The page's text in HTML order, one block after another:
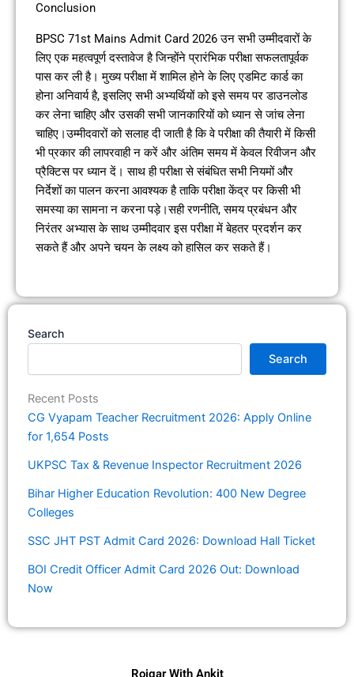
Conclusion
BPSC 71st Mains Admit Card 2026 उन सभी उम्मीदवारों के
लिए एक महत्वपूर्ण दस्तावेज है जिन्होंने प्रारंभिक परीक्षा सफलतापूर्वक
पास कर ली है। मुख्य परीक्षा में शामिल होने के लिए एडमिट कार्ड का
होना अनिवार्य है, इसलिए सभी अभ्यर्थियों को इसे समय पर डाउनलोड
कर लेना चाहिए और उसकी सभी जानकारियों को ध्यान से जांच लेना
चाहिए।उम्मीदवारों को सलाह दी जाती है कि वे परीक्षा की तैयारी में किसी
भी प्रकार की लापरवाही न करें और अंतिम समय में केवल रिवीजन और
प्रैक्टिस पर ध्यान दें। साथ ही परीक्षा से संबंधित सभी नियमों और
निर्देशों का पालन करना आवश्यक है ताकि परीक्षा केंद्र पर किसी भी
समस्या का सामना न करना पड़े।सही रणनीति, समय प्रबंधन और
निरंतर अभ्यास के साथ उम्मीदवार इस परीक्षा में बेहतर प्रदर्शन कर
सकते हैं और अपने चयन के लक्ष्य को हासिल कर सकते हैं।
Search
Search
Recent Posts
CG Vyapam Teacher Recruitment 2026: Apply Online
for 1,654 Posts
UKPSC Tax & Revenue Inspector Recruitment 2026
Bihar Higher Education Revolution: 400 New Degree
Colleges
SSC JHT PST Admit Card 2026: Download Hall Ticket
BOI Credit Officer Admit Card 2026 Out: Download
Now